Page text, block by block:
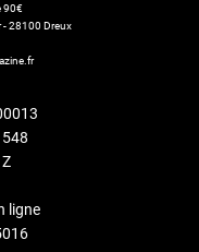
90€
- 28100 Dreux
ligne